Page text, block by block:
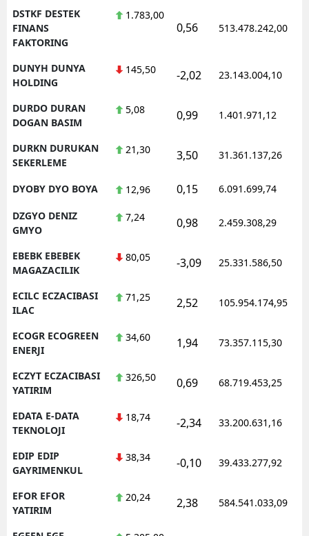
DSTKF DESTEK
FINANS
FAKTORING
1.783,00
0,56 513.478.242,00
DUNYH DUNYA
HOLDING
145,50 -2,02 23.143.004,10
DURDO DURAN
DOGAN BASIM
5,08 0,99 1.401.971,12
DURKN DURUKAN
SEKERLEME
21,30 3,50 31.361.137,26
DYOBY DYO BOYA 12,96 0,15 6.091.699,74
DZGYO DENIZ
GMYO
7,24 0,98 2.459.308,29
EBEBK EBEBEK
MAGAZACILIK
80,05 -3,09 25.331.586,50
ECILC ECZACIBASI
ILAC
71,25 2,52 105.954.174,95
ECOGR ECOGREEN
ENERJI
34,60 1,94 73.357.115,30
ECZYT ECZACIBASI
YATIRIM
326,50 0,69 68.719.453,25
EDATA E-DATA
TEKNOLOJI
18,74 -2,34 33.200.631,16
EDIP EDIP
GAYRIMENKUL
38,34 -0,10 39.433.277,92
EFOR EFOR
YATIRIM
20,24 2,38 584.541.033,09